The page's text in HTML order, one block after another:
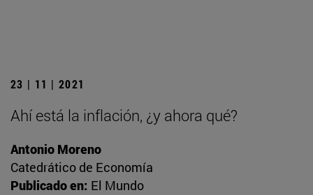
23 | 11 | 2021
Ahí está la inflación, ¿y ahora qué?
Antonio Moreno
Catedrático de Economía
Publicado en: El Mundo